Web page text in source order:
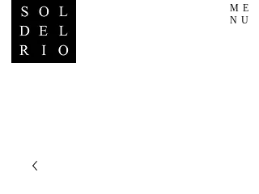
ME
NU